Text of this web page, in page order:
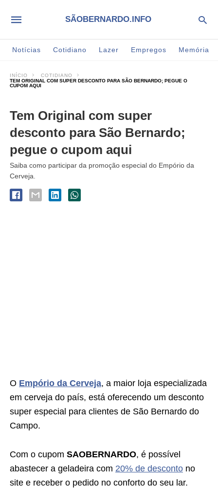
SÃOBERNARDO.INFO
Notícias Cotidiano Lazer Empregos Memória
INÍCIO
COTIDIANO
TEM ORIGINAL COM SUPER DESCONTO PARA SÃO BERNARDO; PEGUE O
CUPOM AQUI
Tem Original com super
desconto para São Bernardo;
pegue o cupom aqui
Saiba como participar da promoção especial do Empório da
Cerveja.
O Empório da Cerveja, a maior loja especializada
em cerveja do país, está oferecendo um desconto
super especial para clientes de São Bernardo do
Campo.
Com o cupom SAOBERNARDO, é possível
abastecer a geladeira com 20% de desconto no
site e receber o pedido no conforto do seu lar.